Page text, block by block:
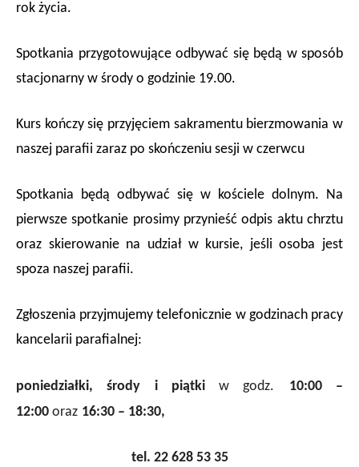
rok życia.
Spotkania przygotowujące odbywać się będą w sposób
stacjonarny w środy o godzinie 19.00.
Kurs kończy się przyjęciem sakramentu bierzmowania w
naszej parafii zaraz po skończeniu sesji w czerwcu
Spotkania będą odbywać się w kościele dolnym. Na
pierwsze spotkanie prosimy przynieść odpis aktu chrztu
oraz skierowanie na udział w kursie, jeśli osoba jest
spoza naszej parafii.
Zgłoszenia przyjmujemy telefonicznie w godzinach pracy
kancelarii parafialnej:
poniedziałki, środy i piątkiw godz.
10:00 –
12:00 oraz 16:30 – 18:30,
tel. 22 628 53 35